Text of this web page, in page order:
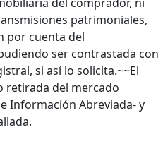
patrimoniales,
por cuenta del
ser contrastada con
si así lo solicita.~~El
retirada del mercado
Información Abreviada- y